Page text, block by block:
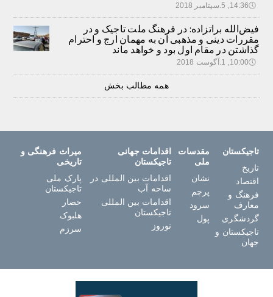
🕔14:36, 5.سپتامبر 2018
فیض‌الله براتزاده: در فرهنگ ملت تاجیک و در
مقررات دینی و مذهبی آن به مهمان ارج و احترام
گذاشتن در مقام اول بود و خواهد ماند
🕔10:00, 1.آگوست 2018
همه مطالب بخش
تاجیکستان
تاریخ
اقتصاد
فرهنگ و
معارف
گردشگری
تاجیکستان و
جهان
مقدسات
ملی
نشان
پرچم
سرود
پول
اقدامات جهانی
تاجیکستان
اقدامات بین المللی در
ساحه آب
اقدامات بین المللی
تاجیکستان
نوروز
میراث فرهنگی و
تاریخی
پارک ملی
تاجیکستان
حصار
هلبوک
سرزم